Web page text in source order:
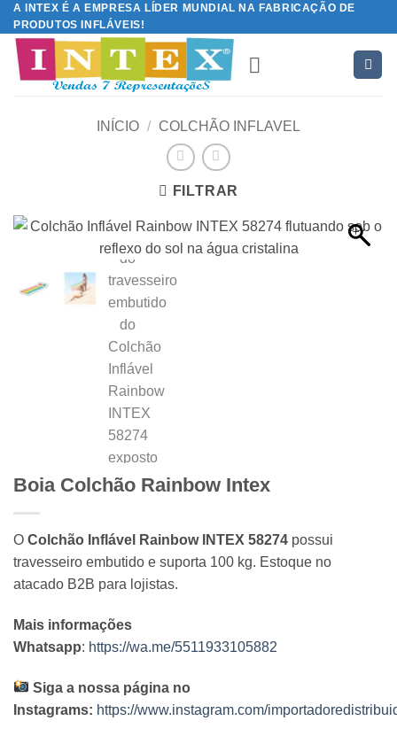
Skip
to
content
A INTEX É A EMPRESA LÍDER MUNDIAL NA FABRICAÇÃO DE
PRODUTOS INFLÁVEIS!
INÍCIO / COLCHÃO INFLAVEL
FILTRAR
Boia Colchão Rainbow Intex
O Colchão Inflável Rainbow INTEX 58274 possui
travesseiro embutido e suporta 100 kg. Estoque no
atacado B2B para lojistas.
Mais informações
Whatsapp: https://wa.me/5511933105882
Siga a nossa página no
Instagrams: https://www.instagram.com/